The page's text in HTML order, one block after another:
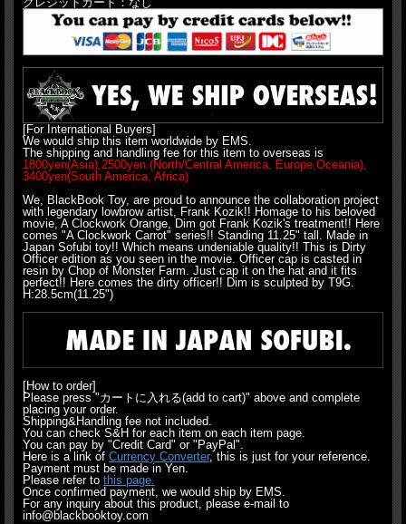
[For International Buyers]
We would ship this item worldwide by EMS.
The shipping and handling fee for this item to overseas is
1800yen(Asia),2500yen.(North/Central America, Europe,Oceania),
3400yen(South America, Africa)
We, BlackBook Toy, are proud to announce the collaboration project
with legendary lowbrow artist, Frank Kozik!! Homage to his beloved
movie, A Clockwork Orange, Dim got Frank Kozik's treatment!! Here
comes "A Clockwork Carrot" series!! Standing 11.25" tall. Made in
Japan Sofubi toy!! Which means undeniable quality!! This is Dirty
Officer edition as you seen in the movie. Officer cap is casted in
resin by Chop of Monster Farm. Just cap it on the hat and it fits
perfect!! Here comes the dirty officer!! Dim is sculpted by T9G.
H:28.5cm(11.25")
[How to order]
Please press "カートに入れる(add to cart)" above and complete
placing your order.
Shipping&Handling fee not included.
You can check S&H for each item on each item page.
You can pay by "Credit Card" or "PayPal".
Here is a link of Currency Converter, this is just for your reference.
Payment must be made in Yen.
Please refer to this page.
Once confirmed payment, we would ship by EMS.
For any inquiry about this product, please e-mail to
info@blackbooktoy.com